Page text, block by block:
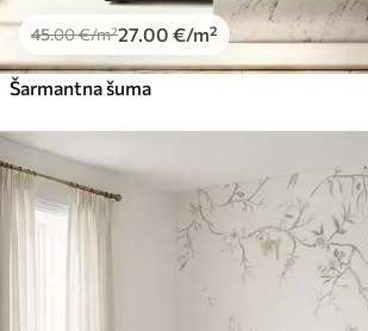
45.00€/m²27 .00 €/m²
Šarmantna šuma